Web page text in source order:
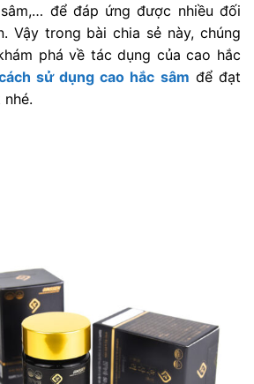
để đáp ứng được nhiều đối
Vậy trong bài chia sẻ này, chúng
phá về tác dụng của cao hắc
sử dụng cao hắc sâm để đạt